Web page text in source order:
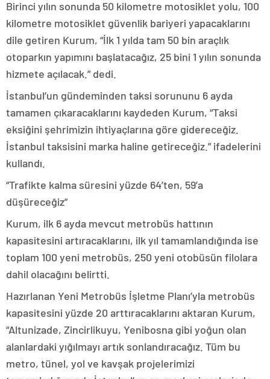
Birinci yılın sonunda 50 kilometre motosiklet yolu, 100
kilometre motosiklet güvenlik bariyeri yapacaklarını
dile getiren Kurum, “İlk 1 yılda tam 50 bin araçlık
otoparkın yapımını başlatacağız, 25 bini 1 yılın sonunda
hizmete açılacak.” dedi.
İstanbul’un gündeminden taksi sorununu 6 ayda
tamamen çıkaracaklarını kaydeden Kurum, “Taksi
eksiğini şehrimizin ihtiyaçlarına göre gidereceğiz.
İstanbul taksisini marka haline getireceğiz.” ifadelerini
kullandı.
“Trafikte kalma süresini yüzde 64’ten, 59’a
düşüreceğiz”
Kurum, ilk 6 ayda mevcut metrobüs hattının
kapasitesini artıracaklarını, ilk yıl tamamlandığında ise
toplam 100 yeni metrobüs, 250 yeni otobüsün filolara
dahil olacağını belirtti.
Hazırlanan Yeni Metrobüs İşletme Planı’yla metrobüs
kapasitesini yüzde 20 arttıracaklarını aktaran Kurum,
“Altunizade, Zincirlikuyu, Yenibosna gibi yoğun olan
alanlardaki yığılmayı artık sonlandıracağız. Tüm bu
metro, tünel, yol ve kavşak projelerimizi